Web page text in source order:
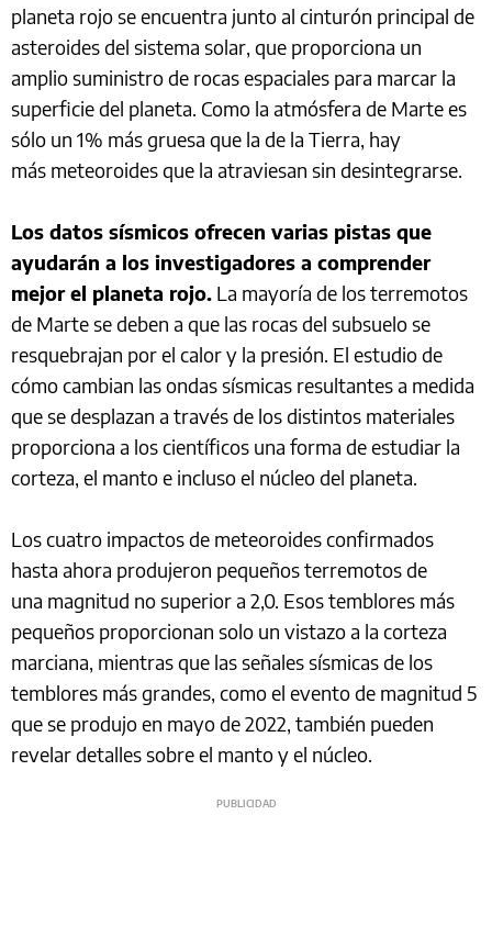
planeta rojo se encuentra junto al cinturón principal de
asteroides del sistema solar, que proporciona un
amplio suministro de rocas espaciales para marcar la
superficie del planeta. Como la atmósfera de Marte es
sólo un 1% más gruesa que la de la Tierra, hay
más meteoroides que la atraviesan sin desintegrarse.
Los datos sísmicos ofrecen varias pistas que
ayudarán a los investigadores a comprender
mejor el planeta rojo. La mayoría de los terremotos
de Marte se deben a que las rocas del subsuelo se
resquebrajan por el calor y la presión. El estudio de
cómo cambian las ondas sísmicas resultantes a medida
que se desplazan a través de los distintos materiales
proporciona a los científicos una forma de estudiar la
corteza, el manto e incluso el núcleo del planeta.
Los cuatro impactos de meteoroides confirmados
hasta ahora produjeron pequeños terremotos de
una magnitud no superior a 2,0. Esos temblores más
pequeños proporcionan solo un vistazo a la corteza
marciana, mientras que las señales sísmicas de los
temblores más grandes, como el evento de magnitud 5
que se produjo en mayo de 2022, también pueden
revelar detalles sobre el manto y el núcleo.